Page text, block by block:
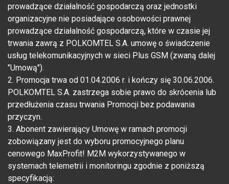
prowadzące działalność gospodarczą oraz jednostki
organizacyjne nie posiadające osobowości prawnej
prowadzące działalność gospodarczą, które w czasie jej
trwania zawrą z POLKOMTEL S.A. umowę o świadczenie
usług telekomunikacyjnych w sieci Plus GSM (zwaną dalej
"Umową").
2. Promocja trwa od 01.04.2006 r. i kończy się 30.06.2006.
POLKOMTEL S.A. zastrzega sobie prawo do skrócenia lub
przedłużenia czasu trwania Promocji bez podawania
przyczyn.
3. Abonent zawierający Umowę w ramach promocji
zobowiązany jest do wyboru promocyjnego planu
cenowego MaxProfit! M2M wykorzystywanego w
systemach telemetrii i monitoringu zgodnie z poniższą
specyfikacją: